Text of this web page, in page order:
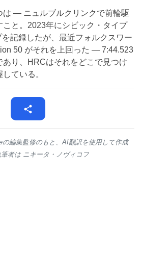
は — ニュルブルクリンクで前輪駆
と。2023年にシビック・タイプ
記録したが、最近フォルクスワー
50 がそれを上回った — 7:44.523
あり、HRCはそれをどこで見つけ
ている。
の編集監修のもと、AI翻訳を使用して作成
者は ニキータ・ノヴィコフ